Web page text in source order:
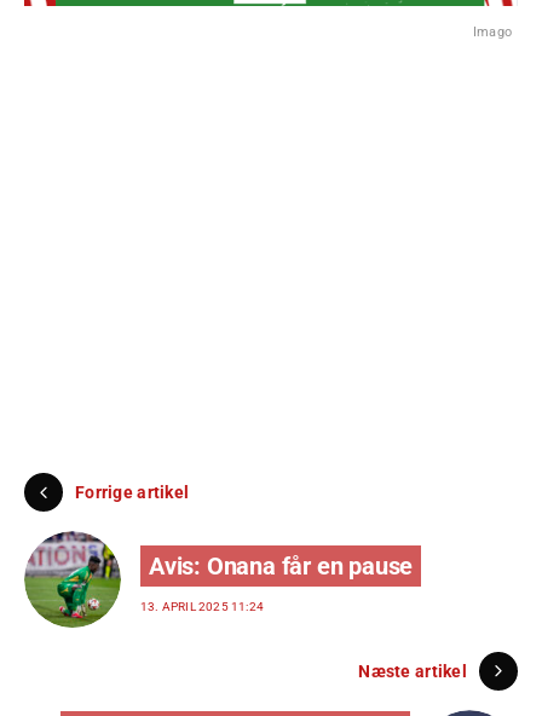
Imago
Forrige artikel
Avis: Onana får en pause
13. APRIL 2025 11:24
Næste artikel